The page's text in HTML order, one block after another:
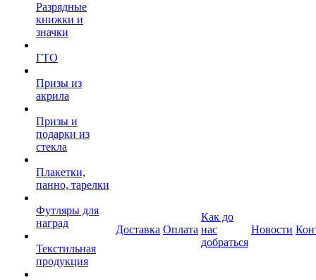
Разрядные
книжки и
значки
ГТО
Призы из
акрила
Призы и
подарки из
стекла
Плакетки,
панно, тарелки
Футляры для
наград
Текстильная
продукция
Доставка Оплата
Как до
нас
добраться
Новости